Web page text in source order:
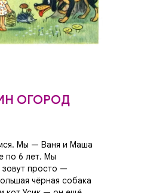
ОГОРОД
Мы — Ваня и Маша
по 6 лет. Мы
зовут просто —
чёрная собака